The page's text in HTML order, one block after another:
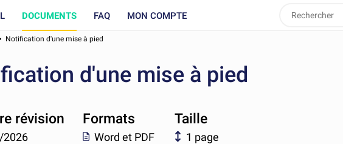
DOCUMENTS FAQ MON COMPTE
Notification d'une mise à pied
d'une mise à pied
révision
2026
Formats
Word et PDF
Taille
1 page